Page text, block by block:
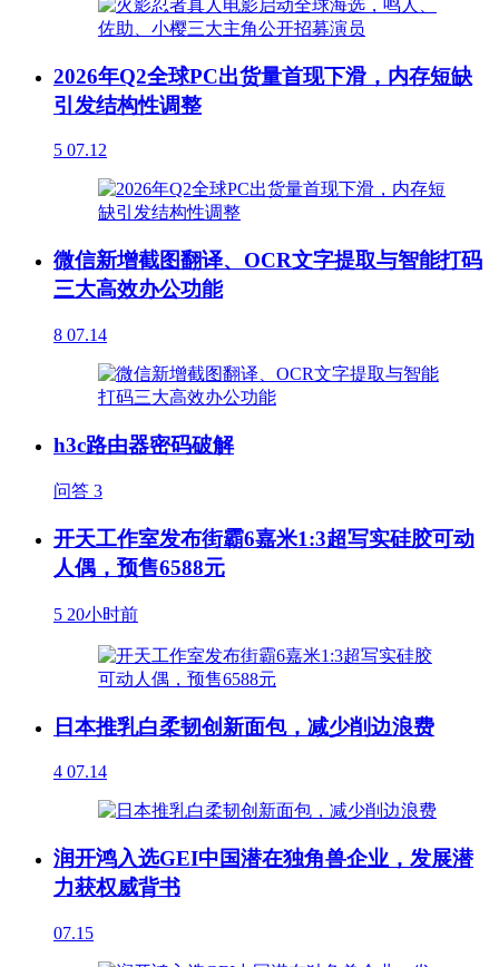
2026年Q2全球PC出货量首现下滑，内存短缺
引发结构性调整
5 07.12
微信新增截图翻译、OCR文字提取与智能打码
三大高效办公功能
8 07.14
h3c路由器密码破解
问答 3
开天工作室发布街霸6嘉米1:3超写实硅胶可动
人偶，预售6588元
5 20小时前
日本推乳白柔韧创新面包，减少削边浪费
4 07.14
润开鸿入选GEI中国潜在独角兽企业，发展潜
力获权威背书
07.15